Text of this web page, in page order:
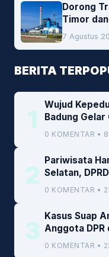
Dorong
Timor
Peluang
Cofiring
7 Agustus
BERITA
1
Wujud
Badung
0 KOMENTAR •
2
Pariwisata
Selatan,
0 KOMENTAR •
3
Kasus Suap
Anggota DPR
Kemenkeu
0 KOMENTAR •